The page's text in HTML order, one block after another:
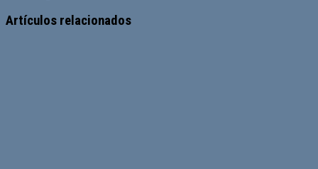
web
Artículos relacionados